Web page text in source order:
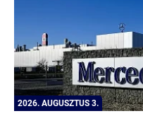
2026. AUGUSZTUS 3.